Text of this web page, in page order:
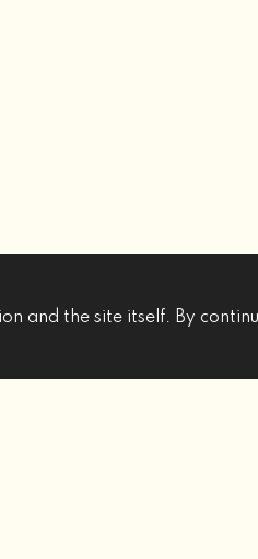
and the site itself. By